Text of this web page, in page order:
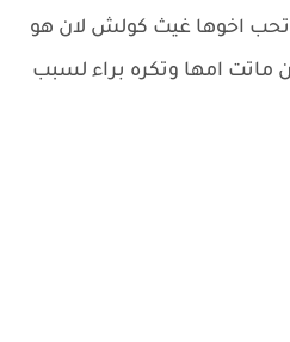
اخوها غيث كولش لان هو
ماتت امها وتكره براء لسبب